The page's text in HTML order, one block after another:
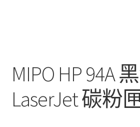
MIPO HP 94A
LaserJet 碳粉